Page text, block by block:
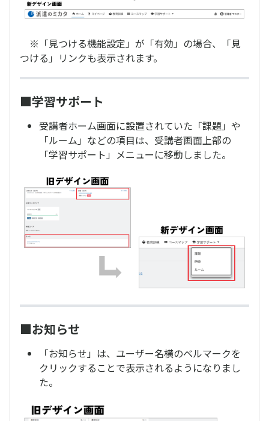
※「見つける機能設定」が「有効」の場合、「見
つける」リンクも表示されます。
■学習サポート
受講者ホーム画面に設置されていた「課題」や
「ルーム」などの項目は、受講者画面上部の
「学習サポート」メニューに移動しました。
■お知らせ
「お知らせ」は、ユーザー名横のベルマークを
クリックすることで表示されるようになりまし
た。